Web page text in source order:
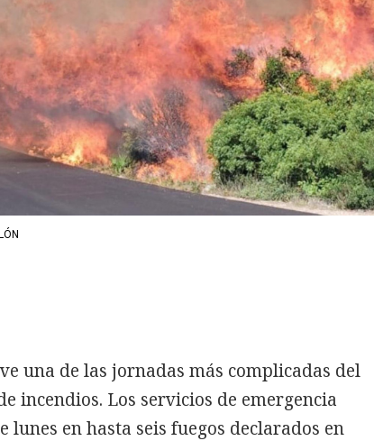
una de las jornadas más complicadas del
incendios. Los servicios de emergencia
en hasta seis fuegos declarados en